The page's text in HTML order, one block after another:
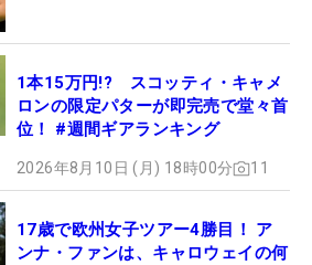
1本15万円!? スコッティ・キャメ
ロンの限定パターが即完売で堂々首
位！ #週間ギアランキング
2026年8月10日 (月) 18時00分 11
17歳で欧州女子ツアー4勝目！ ア
ンナ・ファンは、キャロウェイの何